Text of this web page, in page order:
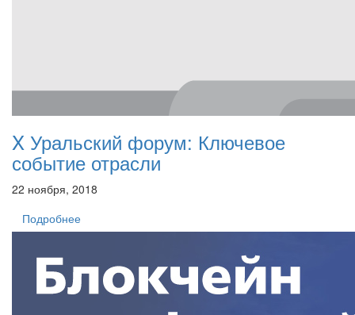
X Уральский форум: Ключевое
событие отрасли
22 ноября, 2018
Подробнее